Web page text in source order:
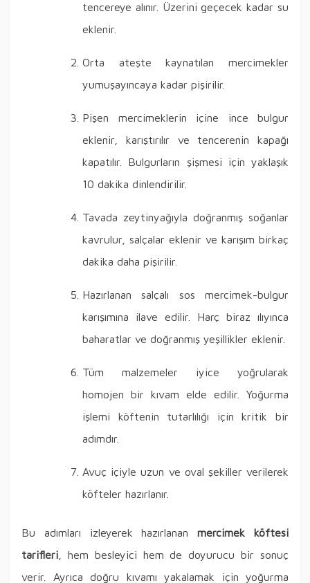
tencereye alınır. Üzerini geçecek kadar su
eklenir.
Orta ateşte kaynatılan mercimekler
yumuşayıncaya kadar pişirilir.
Pişen mercimeklerin içine ince bulgur
eklenir, karıştırılır ve tencerenin kapağı
kapatılır. Bulgurların şişmesi için yaklaşık
10 dakika dinlendirilir.
Tavada zeytinyağıyla doğranmış soğanlar
kavrulur, salçalar eklenir ve karışım birkaç
dakika daha pişirilir.
Hazırlanan salçalı sos mercimek-bulgur
karışımına ilave edilir. Harç biraz ılıyınca
baharatlar ve doğranmış yeşillikler eklenir.
Tüm malzemeler iyice yoğrularak
homojen bir kıvam elde edilir. Yoğurma
işlemi köftenin tutarlılığı için kritik bir
adımdır.
Avuç içiyle uzun ve oval şekiller verilerek
köfteler hazırlanır.
Bu adımları izleyerek hazırlananmercimek köftesi
tarifleri , hem besleyici hem de doyurucu bir sonuç
verir. Ayrıca doğru kıvamı yakalamak için yoğurma